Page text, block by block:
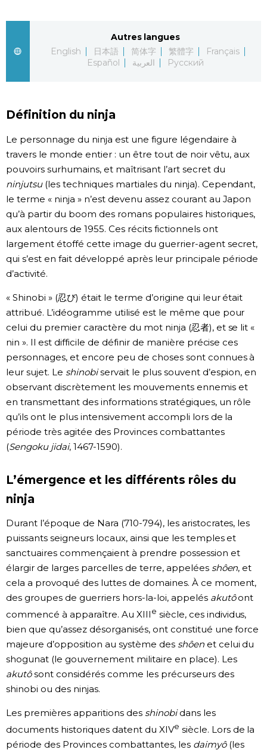
Images
Vidéos
Tokyo
Autres langues
English
日本語 简体字 繁體字
Français
Español
العربية Русский
Définition du ninja
Le personnage du ninja est une figure légendaire à
travers le monde entier : un être tout de noir vêtu, aux
pouvoirs surhumains, et maîtrisant l’art secret du
ninjutsu(les techniques martiales du ninja). Cependant,
le terme « ninja » n’est devenu assez courant au Japon
qu’à partir du boom des romans populaires historiques,
aux alentours de 1955. Ces récits fictionnels ont
largement étoffé cette image du guerrier-agent secret,
qui s’est en fait développé après leur principale période
d’activité.
« Shinobi » (忍び) était le terme d’origine qui leur était
attribué. L’idéogramme utilisé est le même que pour
celui du premier caractère du mot ninja (忍者), et se lit «
nin ». Il est difficile de définir de manière précise ces
personnages, et encore peu de choses sont connues à
leur sujet. Le shinobiservait le plus souvent d’espion, en
observant discrètement les mouvements ennemis et
en transmettant des informations stratégiques, un rôle
qu’ils ont le plus intensivement accompli lors de la
période très agitée des Provinces combattantes
(Sengoku jidai, 1467-1590).
L’émergence et les différents rôles du
ninja
Durant l’époque de Nara (710-794), les aristocrates, les
puissants seigneurs locaux, ainsi que les temples et
sanctuaires commençaient à prendre possession et
élargir de larges parcelles de terre, appelées shôen, et
cela a provoqué des luttes de domaines. À ce moment,
des groupes de guerriers hors-la-loi, appelés akutôont
commencé à apparaître. Au XIII e siècle, ces individus,
bien que qu’assez désorganisés, ont constitué une force
majeure d’opposition au système des shôenet celui du
shogunat (le gouvernement militaire en place). Les
akutôsont considérés comme les précurseurs des
shinobi ou des ninjas.
Les premières apparitions des shinobidans les
documents historiques datent du XIVe siècle. Lors de la
période des Provinces combattantes, les daimyô(les